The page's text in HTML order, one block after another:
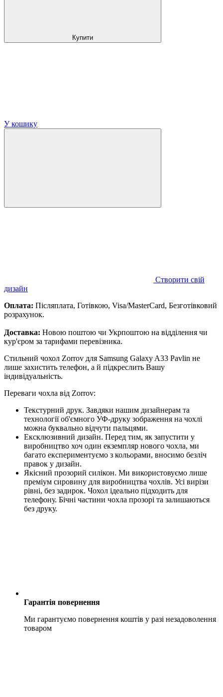
Купити
У кошику
Створити свій
дизайн
Оплата: Післяплата, Готівкою, Visa/MasterCard, Безготівковий
розрахунок.
Доставка: Новою поштою чи Укрпоштою на відділення чи
кур'єром за тарифами перевізника.
Стильний чохол Zorrov для Samsung Galaxy A33 Pavlin не
лише захистить телефон, а й підкреслить Вашу
індивідуальність.
Переваги чохла від Zorrov:
Текстурний друк. Завдяки нашим дизайнерам та
технології об'ємного УФ-друку зображення на чохлі
можна буквально відчути пальцями.
Ексклюзивний дизайн. Перед тим, як запустити у
виробництво хоч один екземпляр нового чохла, ми
багато експериментуємо з кольорами, вносимо безліч
правок у дизайн.
Якісний прозорий силікон. Ми використовуємо лише
преміум сировину для виробництва чохлів. Усі вирізи
рівні, без задирок. Чохол ідеально підходить для
телефону. Бічні частини чохла прозорі та залишаються
без друку.
Гарантія повернення
Ми гарантуємо повернення коштів у разі незадоволення
товаром